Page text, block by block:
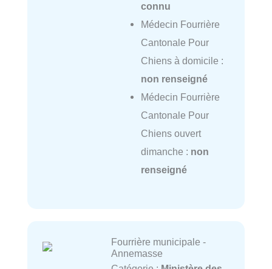
connu
Médecin Fourrière
Cantonale Pour
Chiens à domicile :
non renseigné
Médecin Fourrière
Cantonale Pour
Chiens ouvert
dimanche : non
renseigné
Fourrière municipale -
Annemasse